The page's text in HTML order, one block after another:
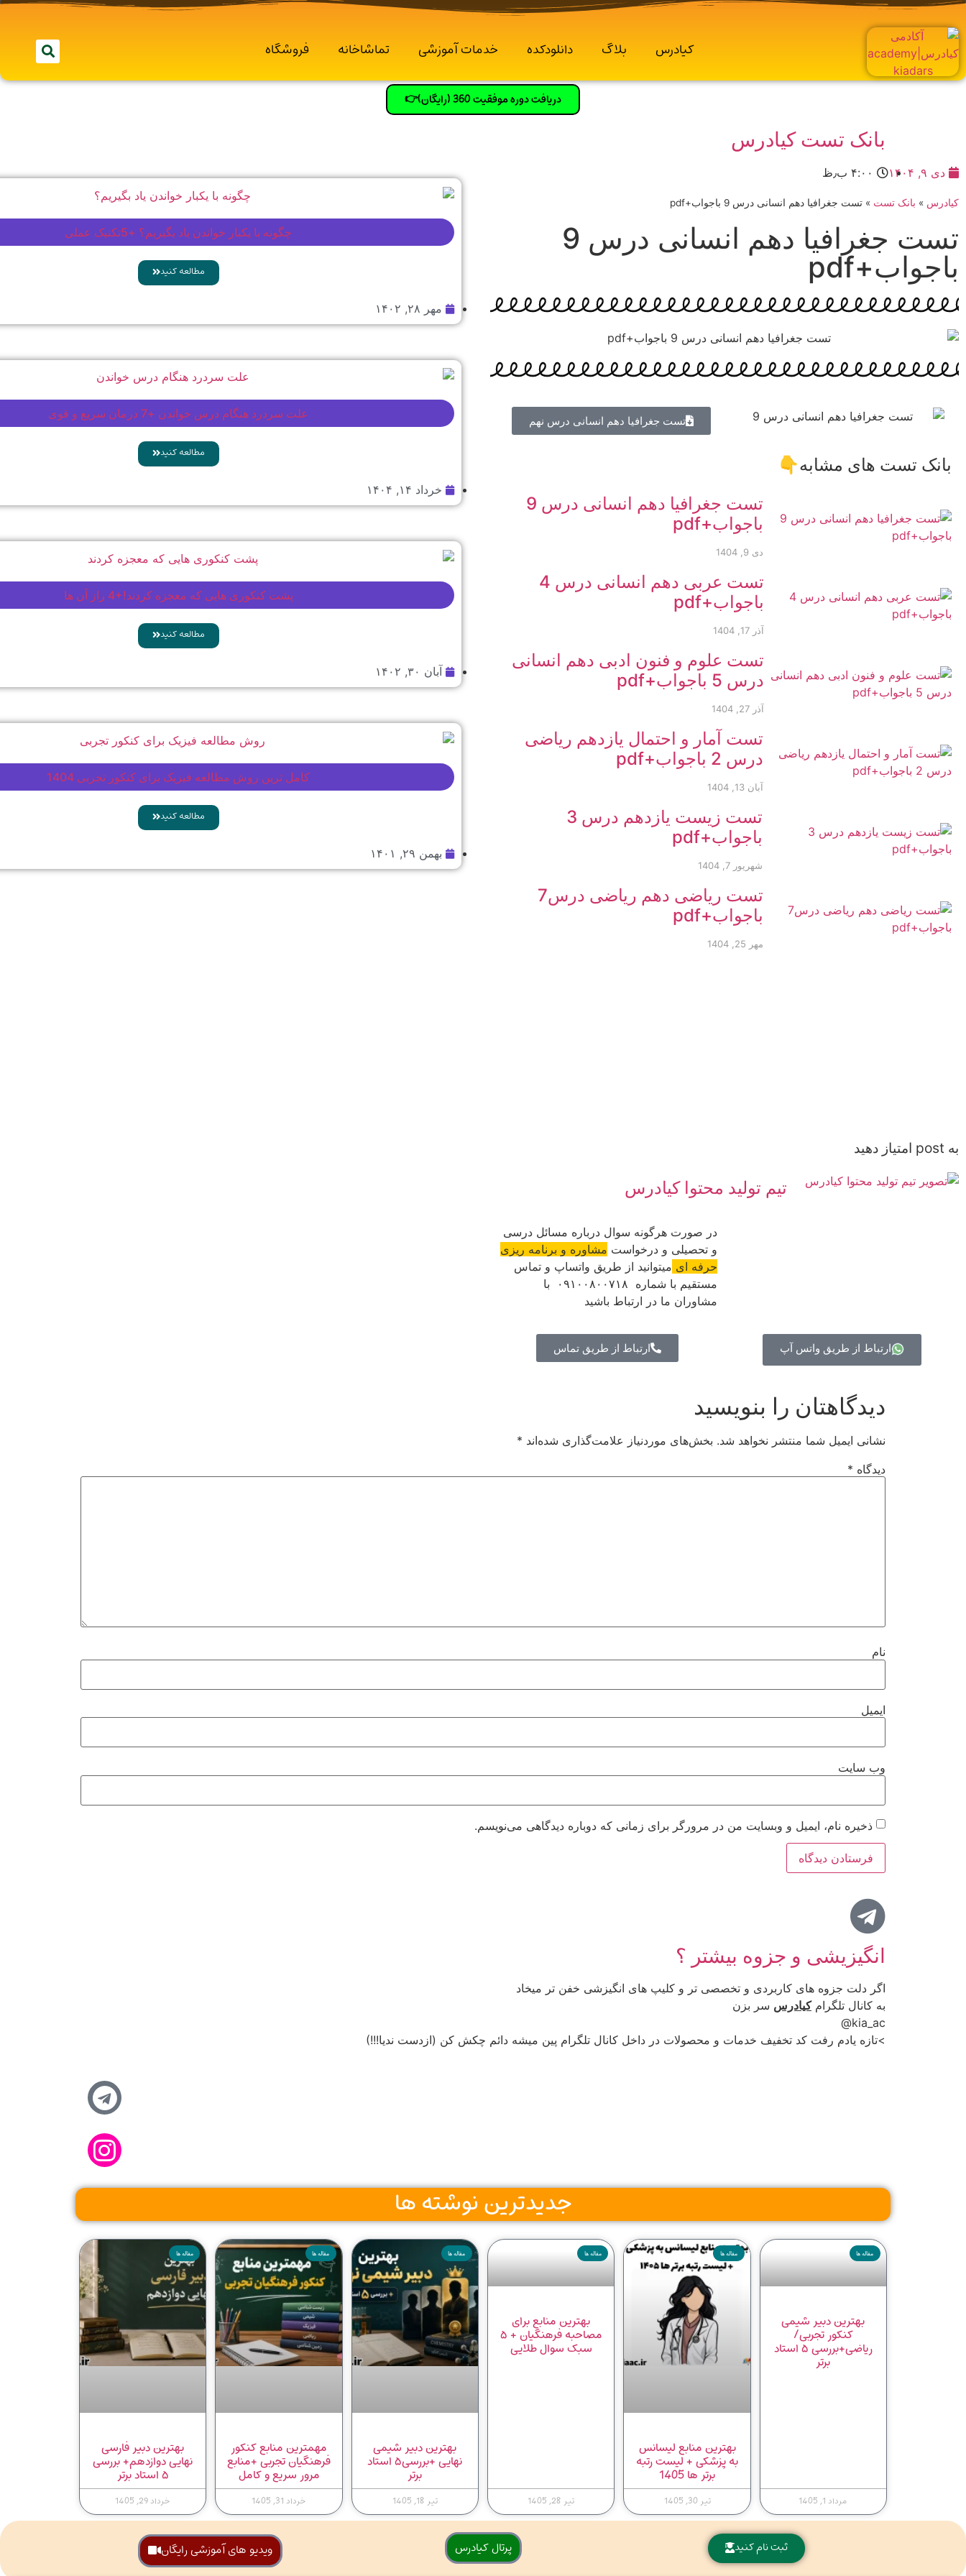
کیادرس بلاگ دانلودکده خدمات آموزشی تماشاخانه فروشگاه
دریافت دوره موفقیت 360 (رایگان)👉
بانک تست کیادرس
دی ۹, ۱۴۰۴ ۴:۰۰ ب٫ظ
کیادرس » بانک تست » تست جغرافیا دهم انسانی درس 9 باجواب+pdf
تست جغرافیا دهم انسانی درس 9
باجواب+pdf
تست جغرافیا دهم انسانی درس نهم
بانک تست های مشابه👇
تست جغرافیا دهم انسانی درس 9
باجواب+pdf
دی 9, 1404
تست عربی دهم انسانی درس 4
باجواب+pdf
آذر 17, 1404
تست علوم و فنون ادبی دهم انسانی
درس 5 باجواب+pdf
آذر 27, 1404
تست آمار و احتمال یازدهم ریاضی
درس 2 باجواب+pdf
آبان 13, 1404
تست زیست یازدهم درس 3
باجواب+pdf
شهریور 7, 1404
تست ریاضی دهم ریاضی درس7
باجواب+pdf
مهر 25, 1404
به post امتیاز دهید
تیم تولید محتوا کیادرس
در صورت هرگونه سوال درباره مسائل درسی
و تحصیلی و درخواست مشاوره و برنامه ریزی
حرفه ای میتوانید از طریق واتساپ و تماس
مستقیم با شماره ۰۹۱۰۰۸۰۰۷۱۸ با
مشاوران ما در ارتباط باشید
ارتباط از طریق واتس آپ ارتباط از طریق تماس
چگونه با یکبار خواندن یاد بگیریم؟ +5تکنیک عملی
مطالعه کنید
مهر ۲۸, ۱۴۰۲
علت سردرد هنگام درس خواندن +7 درمان سریع و قوی
مطالعه کنید
خرداد ۱۴, ۱۴۰۴
پشت کنکوری هایی که معجزه کردند!+4 راز آن ها
مطالعه کنید
آبان ۳۰, ۱۴۰۲
کامل ترین روش مطالعه فیزیک برای کنکور تجربی 1404
مطالعه کنید
بهمن ۲۹, ۱۴۰۱
دیدگاهتان را بنویسید
نشانی ایمیل شما منتشر نخواهد شد. بخش‌های موردنیاز علامت‌گذاری شده‌اند *
دیدگاه *
نام
ایمیل
وب‌ سایت
ذخیره نام، ایمیل و وبسایت من در مرورگر برای زمانی که دوباره دیدگاهی می‌نویسم.
انگیزیشی و جزوه بیشتر ؟
اگر دلت جزوه های کاربردی و تخصصی تر و کلیپ های انگیزشی خفن تر میخاد
به کانال تلگرامکیادرس سر بزن
kia_ac@
>تازه یادم رفت کد تخفیف خدمات و محصولات در داخل کانال تلگرام پین میشه دائم چکش کن (ازدست ندیا!!!)
جدیدترین نوشته ها
مقاله ها
بهترین دبیر شیمی
کنکور تجربی/
ریاضی+بررسی ۵ استاد
برتر
مرداد 1, 1405
مقاله ها
بهترین منابع لیسانس
به پزشکی + لیست رتبه
برتر ها 1405
تیر 30, 1405
مقاله ها
بهترین منابع برای
مصاحبه فرهنگیان + ۵
سبک سوال طلایی
تیر 28, 1405
مقاله ها
بهترین دبیر شیمی
نهایی +بررسی۵ استاد
برتر
تیر 18, 1405
مقاله ها
مهمترین منابع کنکور
فرهنگیان تجربی +منابع
مرور سریع و کامل
خرداد 31, 1405
مقاله ها
بهترین دبیر فارسی
نهایی دوازدهم+ بررسی
۵ استاد برتر
خرداد 29, 1405
ثبت نام کنید پرتال کیادرس ویدیو های آموزشی رایگان